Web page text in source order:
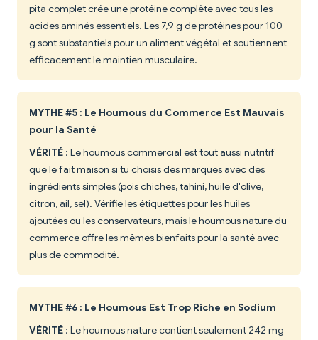
pita complet crée une protéine complète avec tous les
acides aminés essentiels. Les 7,9 g de protéines pour 100
g sont substantiels pour un aliment végétal et soutiennent
efficacement le maintien musculaire.
MYTHE #5 : Le Houmous du Commerce Est Mauvais
pour la Santé
VÉRITÉ : Le houmous commercial est tout aussi nutritif
que le fait maison si tu choisis des marques avec des
ingrédients simples (pois chiches, tahini, huile d'olive,
citron, ail, sel). Vérifie les étiquettes pour les huiles
ajoutées ou les conservateurs, mais le houmous nature du
commerce offre les mêmes bienfaits pour la santé avec
plus de commodité.
MYTHE #6 : Le Houmous Est Trop Riche en Sodium
VÉRITÉ : Le houmous nature contient seulement 242 mg